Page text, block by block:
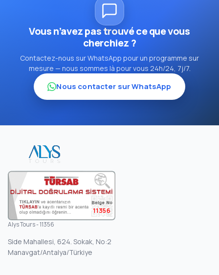
Vous n’avez pas trouvé ce que vous
cherchiez ?
Contactez-nous sur WhatsApp pour un programme sur
mesure — nous sommes là pour vous 24h/24, 7j/7.
Nous contacter sur WhatsApp
11356
Alys Tours - 11356
Side Mahallesi, 624. Sokak, No:2
Manavgat/Antalya/Türkiye